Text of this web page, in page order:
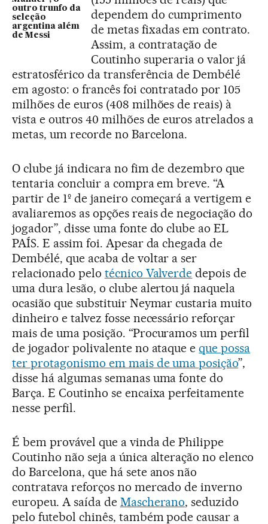
outro trunfo da
seleção
argentina além
de Messi
dependem do cumprimento
de metas fixadas em contrato.
Assim, a contratação de
Coutinho superaria o valor já
estratosférico da transferência de Dembélé
em agosto: o francês foi contratado por 105
milhões de euros (408 milhões de reais) à
vista e outros 40 milhões de euros atrelados a
metas, um recorde no Barcelona.
O clube já indicara no fim de dezembro que
tentaria concluir a compra em breve. “A
partir de 1º de janeiro começará a vertigem e
avaliaremos as opções reais de negociação do
jogador”, disse uma fonte do clube ao EL
PAÍS. E assim foi. Apesar da chegada de
Dembélé, que acaba de voltar a ser
relacionado pelo técnico Valverde depois de
uma dura lesão, o clube alertou já naquela
ocasião que substituir Neymar custaria muito
dinheiro e talvez fosse necessário reforçar
mais de uma posição. “Procuramos um perfil
de jogador polivalente no ataque eque possa
ter protagonismo em mais de uma posição”,
disse há algumas semanas uma fonte do
Barça. E Coutinho se encaixa perfeitamente
nesse perfil.
É bem provável que a vinda de Philippe
Coutinho não seja a única alteração no elenco
do Barcelona, que há sete anos não
contratava reforços no mercado de inverno
europeu. A saída de Mascherano, seduzido
pelo futebol chinês, também pode causar a